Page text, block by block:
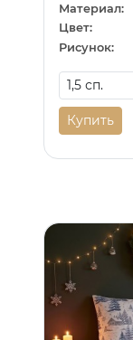
Материал:
Цвет:
Рисунок:
Купить